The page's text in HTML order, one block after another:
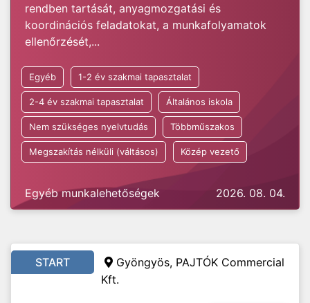
rendben tartását, anyagmozgatási és
koordinációs feladatokat, a munkafolyamatok
ellenőrzését,...
Egyéb 1-2 év szakmai tapasztalat
2-4 év szakmai tapasztalat Általános iskola
Nem szükséges nyelvtudás Többműszakos
Megszakítás nélküli (váltásos) Közép vezető
Egyéb munkalehetőségek 2026. 08. 04.
START
Gyöngyös, PAJTÓK Commercial
Kft.